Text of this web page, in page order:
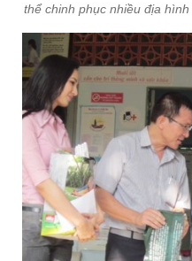
thể chinh phục nhiều địa